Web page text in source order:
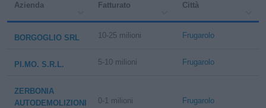
Azienda Fatturato Città
BORGOGLIO SRL 10-25 milioni Frugarolo
PI.MO. S.R.L. 5-10 milioni Frugarolo
ZERBONIA
AUTODEMOLIZIONI
0-1 milioni Frugarolo